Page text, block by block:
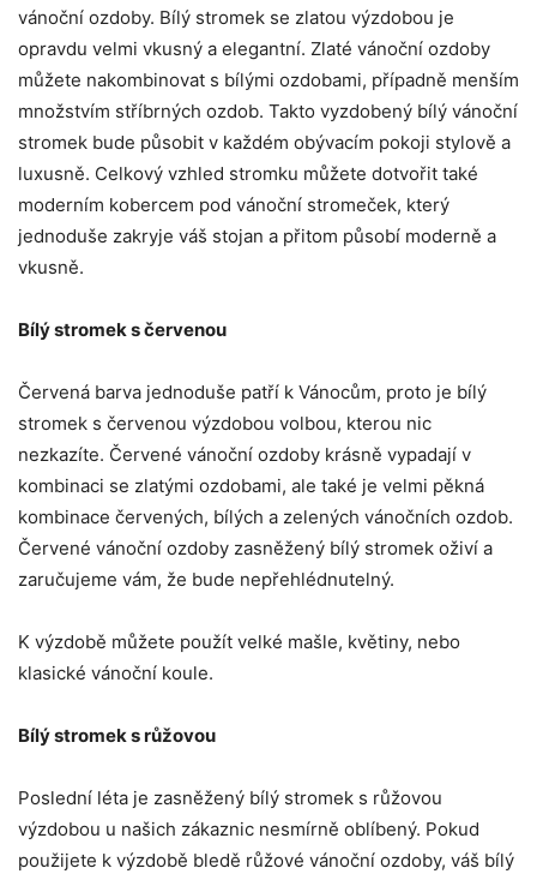
vánoční ozdoby. Bílý stromek se zlatou výzdobou je
opravdu velmi vkusný a elegantní. Zlaté vánoční ozdoby
můžete nakombinovat s bílými ozdobami, případně menším
množstvím stříbrných ozdob. Takto vyzdobený bílý vánoční
stromek bude působit v každém obývacím pokoji stylově a
luxusně. Celkový vzhled stromku můžete dotvořit také
moderním kobercem pod vánoční stromeček, který
jednoduše zakryje váš stojan a přitom působí moderně a
vkusně.
Bílý stromek s červenou
Červená barva jednoduše patří k Vánocům, proto je bílý
stromek s červenou výzdobou volbou, kterou nic
nezkazíte. Červené vánoční ozdoby krásně vypadají v
kombinaci se zlatými ozdobami, ale také je velmi pěkná
kombinace červených, bílých a zelených vánočních ozdob.
Červené vánoční ozdoby zasněžený bílý stromek oživí a
zaručujeme vám, že bude nepřehlédnutelný.
K výzdobě můžete použít velké mašle, květiny, nebo
klasické vánoční koule.
Bílý stromek s růžovou
Poslední léta je zasněžený bílý stromek s růžovou
výzdobou u našich zákaznic nesmírně oblíbený. Pokud
použijete k výzdobě bledě růžové vánoční ozdoby, váš bílý